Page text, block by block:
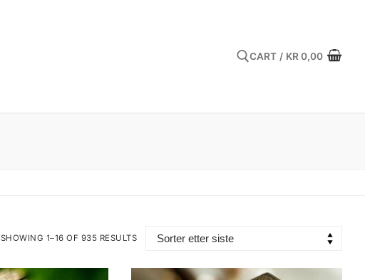
CART / KR 0,00
SHOWING 1–16 OF 935 RESULTS
SORTED